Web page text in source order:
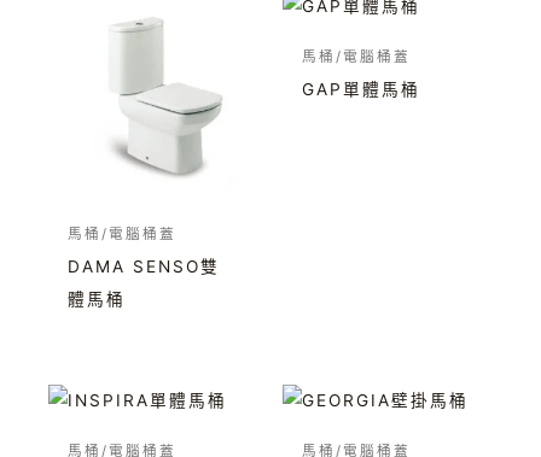
馬桶/電腦桶蓋
DAMA SENSO雙
體馬桶
馬桶/電腦桶蓋
GAP單體馬桶
馬桶/電腦桶蓋 馬桶/電腦桶蓋